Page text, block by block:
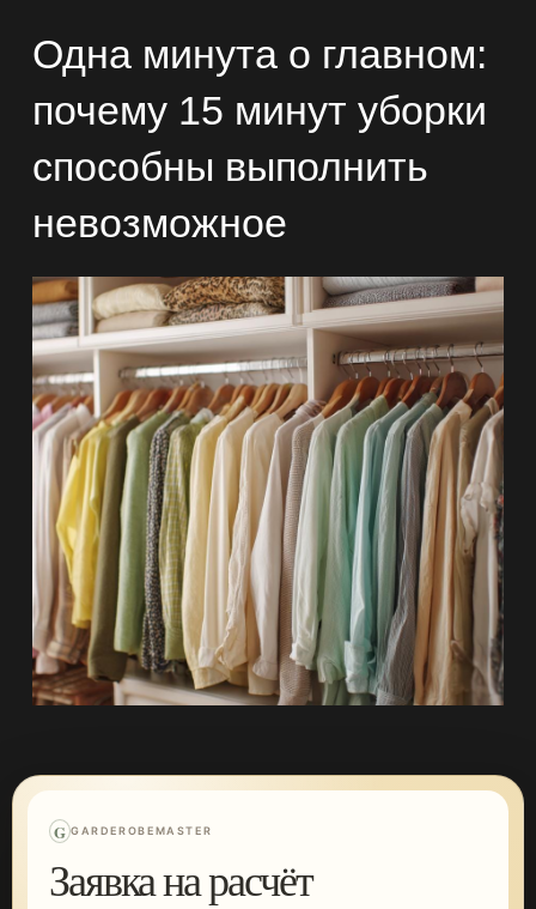
Одна минута о главном:
почему 15 минут уборки
способны выполнить
невозможное
G GARDEROBEMASTER
Заявка на расчёт